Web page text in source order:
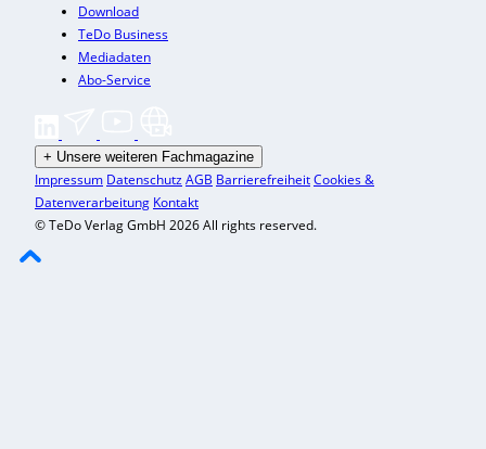
Download
TeDo Business
Mediadaten
Abo-Service
+ Unsere weiteren Fachmagazine
Impressum DatenschutzAGB BarrierefreiheitCookies &
Datenverarbeitung Kontakt
© TeDo Verlag GmbH 2026 All rights reserved.